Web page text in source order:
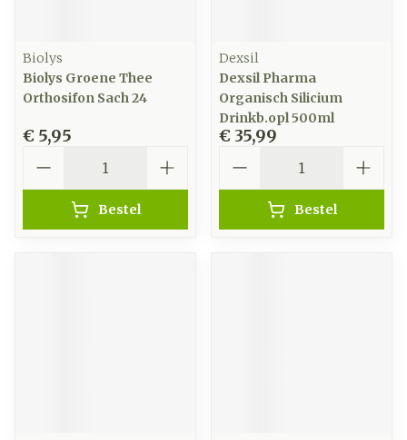
Biolys
Biolys Groene Thee
Orthosifon Sach 24
€ 5,95
Bestel
Dexsil
Dexsil Pharma
Organisch Silicium
Drinkb.opl 500ml
€ 35,99
Bestel